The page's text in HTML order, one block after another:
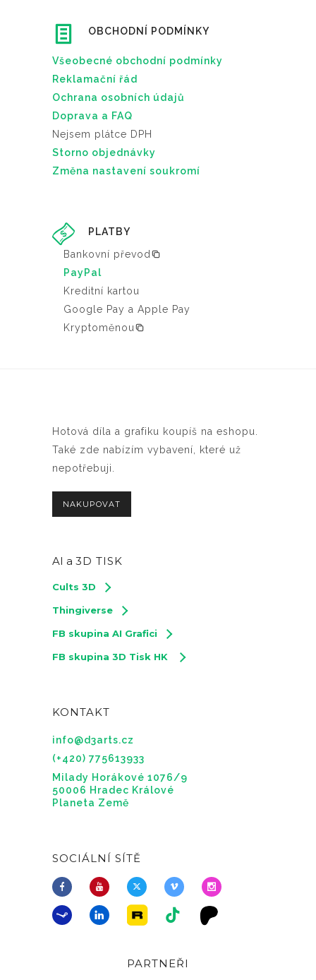
OBCHODNÍ PODMÍNKY
Všeobecné obchodní podmínky
Reklamační řád
Ochrana osobních údajů
Doprava a FAQ
Nejsem plátce DPH
Storno objednávky
Změna nastavení soukromí
PLATBY
Bankovní převod
PayPal
Kreditní kartou
Google Pay a Apple Pay
Kryptoměnou
Hotová díla a grafiku koupíš na eshopu.
Také zde nabízím vybavení, které už
nepotřebuji.
NAKUPOVAT
AI a 3D TISK
Cults 3D
Thingiverse
FB skupina AI Grafici
FB skupina 3D Tisk HK
KONTAKT
info@d3arts.cz
(+420) 775613933
Milady Horákové 1076/9
50006 Hradec Králové
Planeta Země
SOCIÁLNÍ SÍTĚ
PARTNEŘI